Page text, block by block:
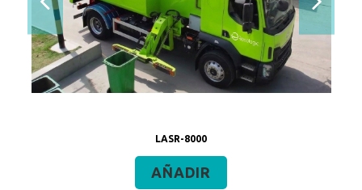
LASR-8000
AÑADIR